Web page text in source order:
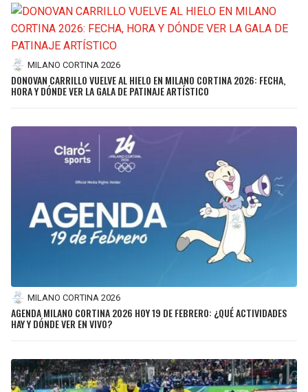
MILANO CORTINA 2026
DONOVAN CARRILLO VUELVE AL HIELO EN MILANO CORTINA 2026: FECHA,
HORA Y DÓNDE VER LA GALA DE PATINAJE ARTÍSTICO
MILANO CORTINA 2026
AGENDA MILANO CORTINA 2026 HOY 19 DE FEBRERO: ¿QUÉ ACTIVIDADES
HAY Y DÓNDE VER EN VIVO?